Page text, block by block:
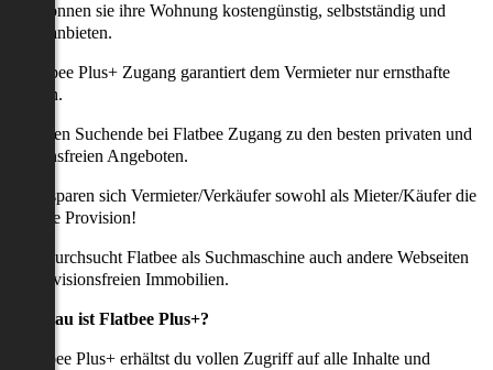
können sie ihre Wohnung kostengünstig, selbstständig und
anbieten.
Flatbee Plus+ Zugang garantiert dem Vermieter nur ernsthafte
erhalten Suchende bei Flatbee Zugang zu den besten privaten und
Angeboten.
uns sparen sich Vermieter/Verkäufer sowohl als Mieter/Käufer die
Provision!
durchsucht Flatbee als Suchmaschine auch andere Webseiten
provisionsfreien Immobilien.
genau ist Flatbee Plus+?
Flatbee Plus+ erhältst du vollen Zugriff auf alle Inhalte und